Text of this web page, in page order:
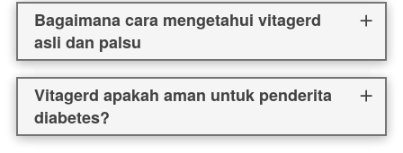
Bagaimana cara mengetahui vitagerd
asli dan palsu
Vitagerd apakah aman untuk penderita
diabetes?